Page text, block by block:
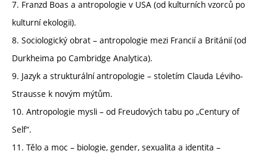
7. Franzd Boas a antropologie v USA (od kulturních vzorců po
kulturní ekologii).
8. Sociologický obrat – antropologie mezi Francií a Británií (od
Durkheima po Cambridge Analytica).
9. Jazyk a strukturální antropologie – stoletím Clauda Léviho-
Strausse k novým mýtům.
10. Antropologie mysli – od Freudových tabu po „Century of
Self“.
11. Tělo a moc – biologie, gender, sexualita a identita –